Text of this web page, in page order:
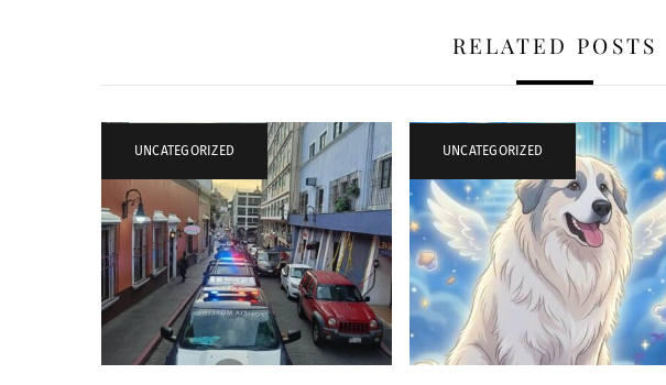
RELATED POSTS
UNCATEGORIZED UNCATEGORIZED